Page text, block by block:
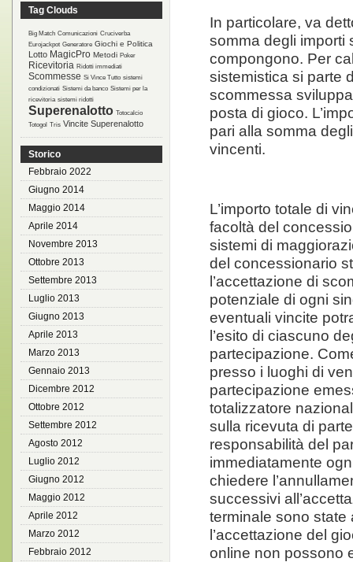
Tag Clouds
Big Match Comunicazioni Cruciverba
Eurojackpot Generatore Giochi e Politica
Lotto MagicPro Metodi Poker
Ricevitoria Ridotti immediati
Scommesse Si Vince Tutto sistemi
condizionati Sistemi da banco Sistemi per la
ricevitoria sistemi ridotti
Superenalotto Totocalcio
Totogol Tris Vincite Superenalotto
Storico
Febbraio 2022
Giugno 2014
Maggio 2014
Aprile 2014
Novembre 2013
Ottobre 2013
Settembre 2013
Luglio 2013
Giugno 2013
Aprile 2013
Marzo 2013
Gennaio 2013
Dicembre 2012
Ottobre 2012
Settembre 2012
Agosto 2012
Luglio 2012
Giugno 2012
Maggio 2012
Aprile 2012
Marzo 2012
Febbraio 2012
In particolare, va
somma degli importi
compongono. Per
sistemistica si parte
scommessa
posta di gioco.
pari alla somma
vincenti.
L’importo totale di
facoltà del
sistemi di
del concessionario
l’accettazione di
potenziale di ogni
eventuali vincite
l’esito di ciascuno
partecipazione.
presso i luoghi di
partecipazione
totalizzatore
sulla ricevuta di
responsabilità del
immediatamente
chiedere
successivi
terminale sono
l’accettazione del
online non possono